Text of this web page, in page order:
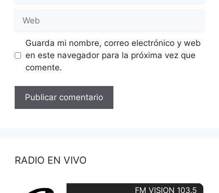
Guarda mi nombre, correo electrónico y web
en este navegador para la próxima vez que
comente.
RADIO EN VIVO